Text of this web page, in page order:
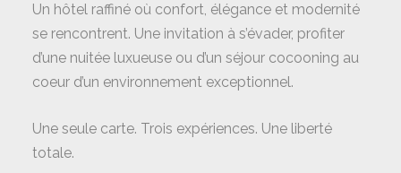
Un hôtel raffiné où confort, élégance et modernité
se rencontrent. Une invitation à s’évader, profiter
d’une nuitée luxueuse ou d’un séjour cocooning au
coeur d’un environnement exceptionnel.
Une seule carte. Trois expériences. Une liberté
totale.